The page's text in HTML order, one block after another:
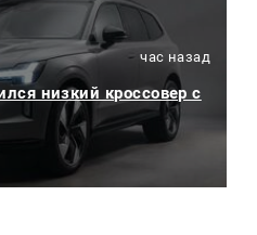
час назад
низкий кроссовер с